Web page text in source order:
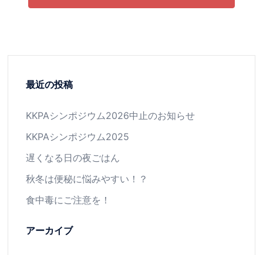
最近の投稿
KKPAシンポジウム2026中止のお知らせ
KKPAシンポジウム2025
遅くなる日の夜ごはん
秋冬は便秘に悩みやすい！？
食中毒にご注意を！
アーカイブ